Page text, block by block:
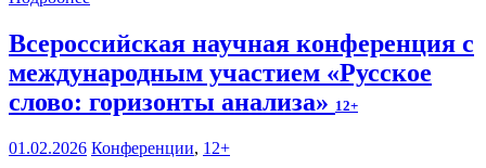
Всероссийская научная конференция с
международным участием «Русское
слово: горизонты анализа» 12+
01.02.2026 Конференции, 12+